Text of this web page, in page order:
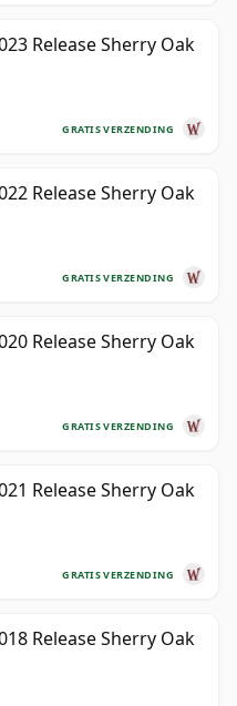
Release Sherry Oak
GRATIS VERZENDING
Release Sherry Oak
GRATIS VERZENDING
Release Sherry Oak
GRATIS VERZENDING
Release Sherry Oak
GRATIS VERZENDING
Release Sherry Oak